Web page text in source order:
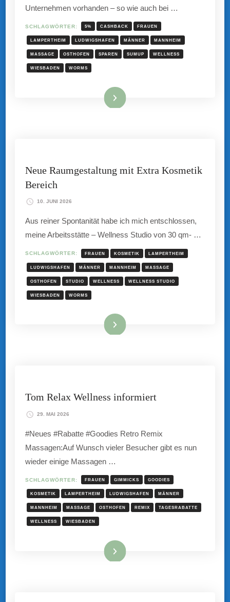
Unternehmen vorhanden – so wie auch bei …
SCHLAGWÖRTER: 5% CASHBACK FRAUEN
LAMPERTHEIM LUDWIGSHAFEN MÄNNER MANNHEIM
MASSAGE OSTHOFEN SPAREN SUMUP WELLNESS
WIESBADEN WORMS
Mehr hier ...
Neue Raumgestaltung mit Extra Kosmetik
Bereich
10. JUNI 2026
Aus reiner Spontanität habe ich mich entschlossen,
meine Arbeitsstätte – Wellness Studio von 30 qm- …
SCHLAGWÖRTER: FRAUEN KOSMETIK LAMPERTHEIM
LUDWIGSHAFEN MÄNNER MANNHEIM MASSAGE
OSTHOFEN STUDIO WELLNESS WELLNESS STUDIO
WIESBADEN WORMS
Mehr hier ...
Tom Relax Wellness informiert
29. MAI 2026
#Neues #Rabatte #Goodies Retro Remix
Massagen:Auf Wunsch vieler Besucher gibt es nun
wieder einige Massagen …
SCHLAGWÖRTER: FRAUEN GIMMICKS GOODIES
KOSMETIK LAMPERTHEIM LUDWIGSHAFEN MÄNNER
MANNHEIM MASSAGE OSTHOFEN REMIX TAGESRABATTE
WELLNESS WIESBADEN
Mehr hier ...